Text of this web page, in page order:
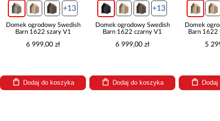
+13
Domek ogrodowy Swedish
Barn 1622 szary V1
6 999,00 zł
Dodaj do koszyka
+13
Domek ogrodowy Swedish
Barn 1622 czarny V1
6 999,00 zł
Dodaj do koszyka
Domek
Barn 1622
5